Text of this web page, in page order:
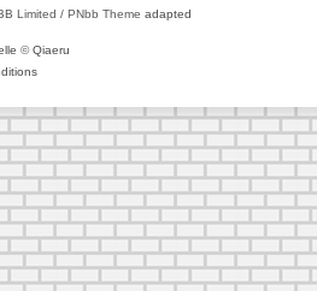
Limited / PNbb Theme adapted
©Qiaeru